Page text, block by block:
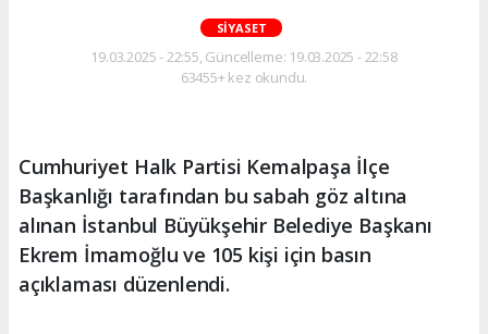
SIYASET
19.03.2025 - 22:55, Güncelleme: 19.03.2025 - 22:58
63455+ kez okundu.
Cumhuriyet Halk Partisi Kemalpaşa İlçe
Başkanlığı tarafından bu sabah göz altına
alınan İstanbul Büyükşehir Belediye Başkanı
Ekrem İmamoğlu ve 105 kişi için basın
açıklaması düzenlendi.